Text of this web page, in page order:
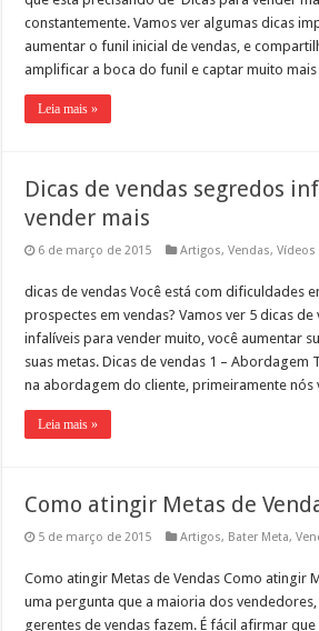
constantemente. Vamos ver algumas dicas
aumentar o funil inicial de vendas, e
amplificar a boca do funil e captar muito mais
Leia mais »
Dicas de vendas segredos
vender mais
6 de março de 2015 Artigos,Vendas,Vídeos
dicas de vendas Você está com dificuldades
prospectes em vendas? Vamos ver 5 dicas
infalíveis para vender muito, você aumentar
suas metas. Dicas de vendas 1 – Abordagem
na abordagem do cliente, primeiramente nós
Leia mais »
Como atingir Metas de
5 de março de 2015 Artigos, Bater Meta,
Como atingir Metas de Vendas Como atingir
uma pergunta que a maioria dos vendedores,
gerentes de vendas fazem. É fácil afirmar